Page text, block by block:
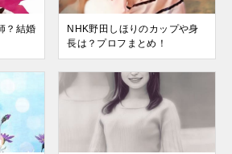
？結婚
NHK野田しほりのカップや身
長は？プロフまとめ！